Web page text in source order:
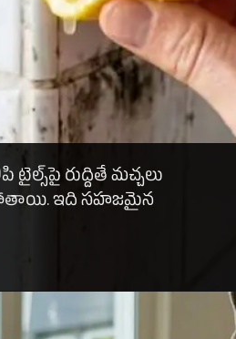
టైల్స్‌పై రుద్దితే మచ్చలు
ఇది సహజమైన